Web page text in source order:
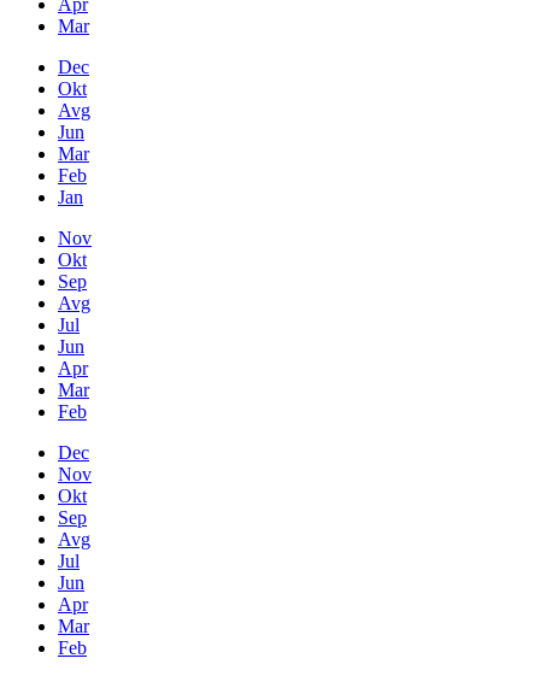
Mar
Dec
Okt
Avg
Jun
Mar
Feb
Jan
Nov
Okt
Sep
Avg
Jul
Jun
Apr
Mar
Feb
Dec
Nov
Okt
Sep
Avg
Jul
Jun
Apr
Mar
Feb